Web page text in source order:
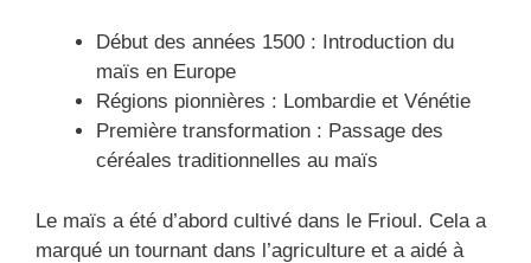
Début des années 1500 : Introduction du
maïs en Europe
Régions pionnières : Lombardie et Vénétie
Première transformation : Passage des
céréales traditionnelles au maïs
Le maïs a été d’abord cultivé dans le Frioul. Cela a
marqué un tournant dans l’agriculture et a aidé à